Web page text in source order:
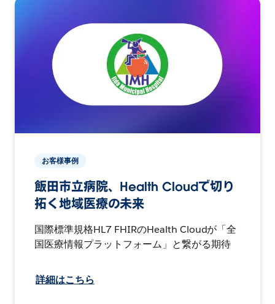
お客様事例
飯田市立病院、Health Cloudで切り
拓く地域医療の未来
国際標準規格HL7 FHIRのHealth Cloudが「全
国医療情報プラットフォーム」と繋がる期待
詳細はこちら